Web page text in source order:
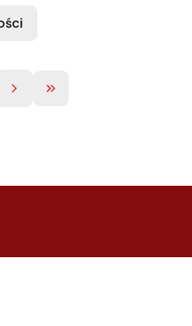
Przejdź do ostatniej